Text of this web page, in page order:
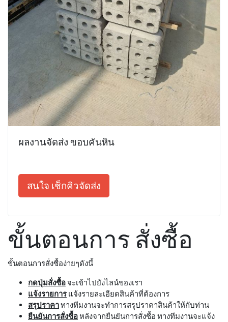
ผลงานจัดส่ง ขอบคันหิน
สนใจ เช็กคิวจัดส่ง
ขั้นตอนการ สั่งซื้อ
ขั้นตอนการสั่งซื้อง่ายๆดังนี้
กดปุ่มสั่งซื้อ จะเข้าไปยังไลน์ของเรา
แจ้งรายการแจ้งรายละเอียดสินค้าที่ต้องการ
สรุปราคาทางทีมงานจะทำการสรุปราคาสินค้าให้กับท่าน
ยืนยันการสั่งซื้อหลังจากยืนยันการสั่งซื้อ ทางทีมงานจะแจ้ง